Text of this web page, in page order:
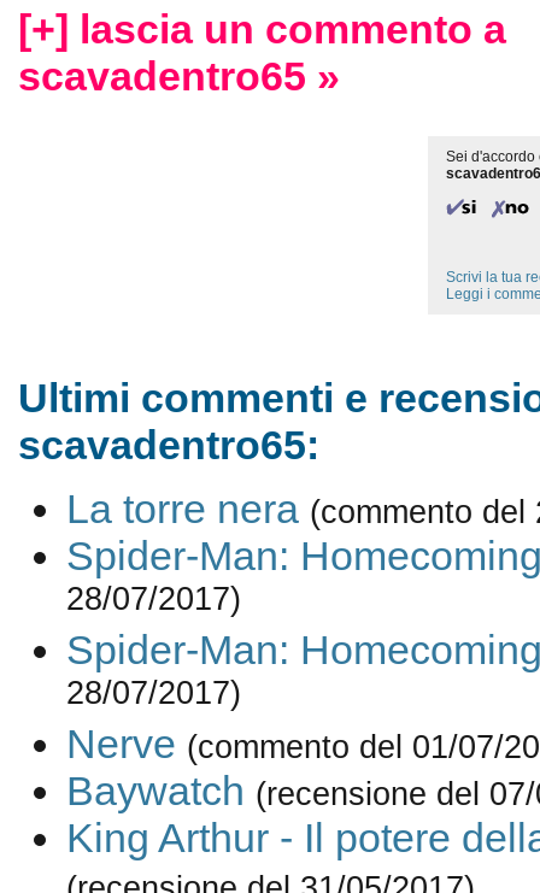
[+] lascia un commento a
scavadentro65 »
Sei d'accordo
Scrivi la tua
Leggi i
Ultimi commenti e
scavadentro65:
La torre nera (commento del
Spider-Man:
28/07/2017)
Spider-Man:
28/07/2017)
Nerve (commento del 01/07/
Baywatch (recensione del
King Arthur - Il potere